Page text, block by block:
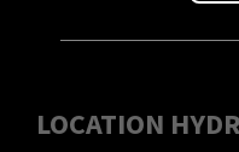
LOCATION